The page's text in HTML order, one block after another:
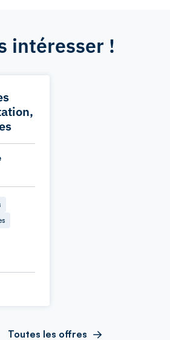
intéresser !
Toutes les offres